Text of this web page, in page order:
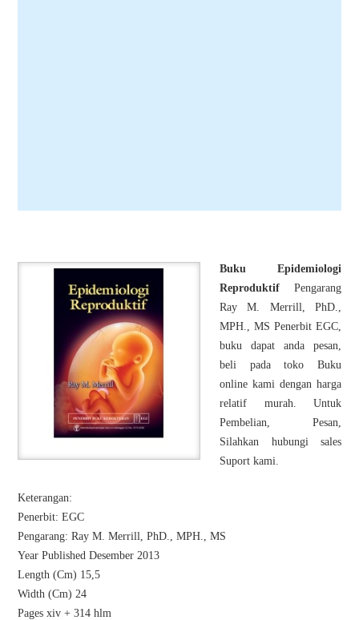
Buku Epidemiologi
ReproduktifPengarang
Ray M. Merrill, PhD.,
MPH., MS Penerbit EGC,
buku dapat anda pesan,
beli pada toko Buku
online kami dengan harga
relatif murah. Untuk
Pembelian, Pesan,
Silahkan hubungi sales
Suport kami.
Keterangan:
Penerbit: EGC
Pengarang: Ray M. Merrill, PhD., MPH., MS
Year Published Desember 2013
Length (Cm) 15,5
Width (Cm) 24
Pages xiv + 314 hlm